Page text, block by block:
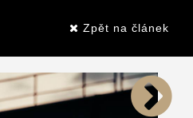
Zpět na článek